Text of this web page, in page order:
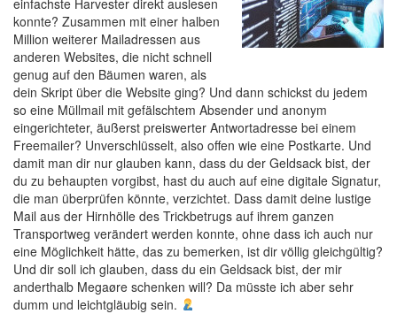
einfachste Harvester direkt auslesen
konnte? Zusammen mit einer halben
Million weiterer Mailadressen aus
anderen Websites, die nicht schnell
genug auf den Bäumen waren, als
dein Skript über die Website ging? Und dann schickst du jedem
so eine Müllmail mit gefälschtem Absender und anonym
eingerichteter, äußerst preiswerter Antwortadresse bei einem
Freemailer? Unverschlüsselt, also offen wie eine Postkarte. Und
damit man dir nur glauben kann, dass du der Geldsack bist, der
du zu behaupten vorgibst, hast du auch auf eine digitale Signatur,
die man überprüfen könnte, verzichtet. Dass damit deine lustige
Mail aus der Hirnhölle des Trickbetrugs auf ihrem ganzen
Transportweg verändert werden konnte, ohne dass ich auch nur
eine Möglichkeit hätte, das zu bemerken, ist dir völlig gleichgültig?
Und dir soll ich glauben, dass du ein Geldsack bist, der mir
anderthalb Megaøre schenken will? Da müsste ich aber sehr
dumm und leichtgläubig sein.